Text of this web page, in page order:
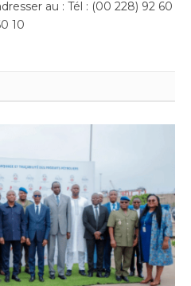
au : Tél : (00 228) 92 60
10